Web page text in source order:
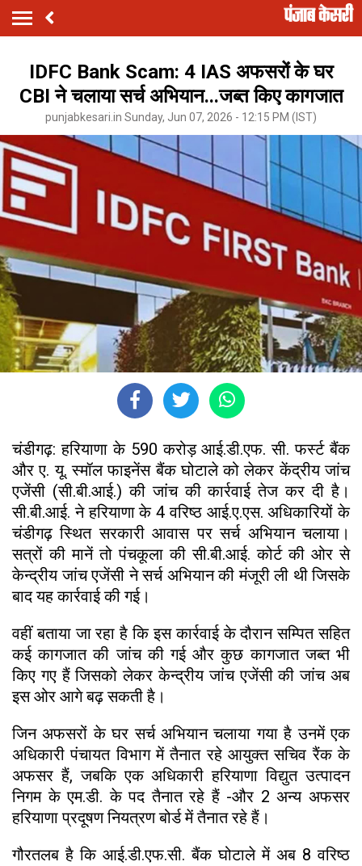
IDFC Bank Scam: 4 IAS अफसरों के घर
CBI ने चलाया सर्च अभियान...जब्त किए कागजात
punjabkesari.in Sunday, Jun 07, 2026 - 12:15 PM (IST)
चंडीगढ़: हरियाणा के 590 करोड़ आई.डी.एफ. सी. फर्स्ट बैंक
और ए. यू. स्मॉल फाइनेंस बैंक घोटाले को लेकर केंद्रीय जांच
एजेंसी (सी.बी.आई.) की जांच की कार्रवाई तेज कर दी है।
सी.बी.आई. ने हरियाणा के 4 वरिष्ठ आई.ए.एस. अधिकारियों के
चंडीगढ़ स्थित सरकारी आवास पर सर्च अभियान चलाया।
सत्रों की मानें तो पंचकूला की सी.बी.आई. कोर्ट की ओर से
केन्द्रीय जांच एजेंसी ने सर्च अभियान की मंजूरी ली थी जिसके
बाद यह कार्रवाई की गई।
वहीं बताया जा रहा है कि इस कार्रवाई के दौरान सम्पित सहित
कई कागजात की जांच की गई और कुछ कागजात जब्त भी
किए गए हैं जिसको लेकर केन्द्रीय जांच एजेंसी की जांच अब
इस ओर आगे बढ़ सकती है।
जिन अफसरों के घर सर्च अभियान चलाया गया है उनमें एक
अधिकारी पंचायत विभाग में तैनात रहे आयुक्त सचिव रैंक के
अफसर हैं, जबकि एक अधिकारी हरियाणा विद्युत उत्पादन
निगम के एम.डी. के पद तैनात रहे हैं -और 2 अन्य अफसर
हरियाणा प्रदूषण नियत्रण बोर्ड में तैनात रहे हैं।
गौरतलब है कि आई.डी.एफ.सी. बैंक घोटाले में अब 8 वरिष्ठ